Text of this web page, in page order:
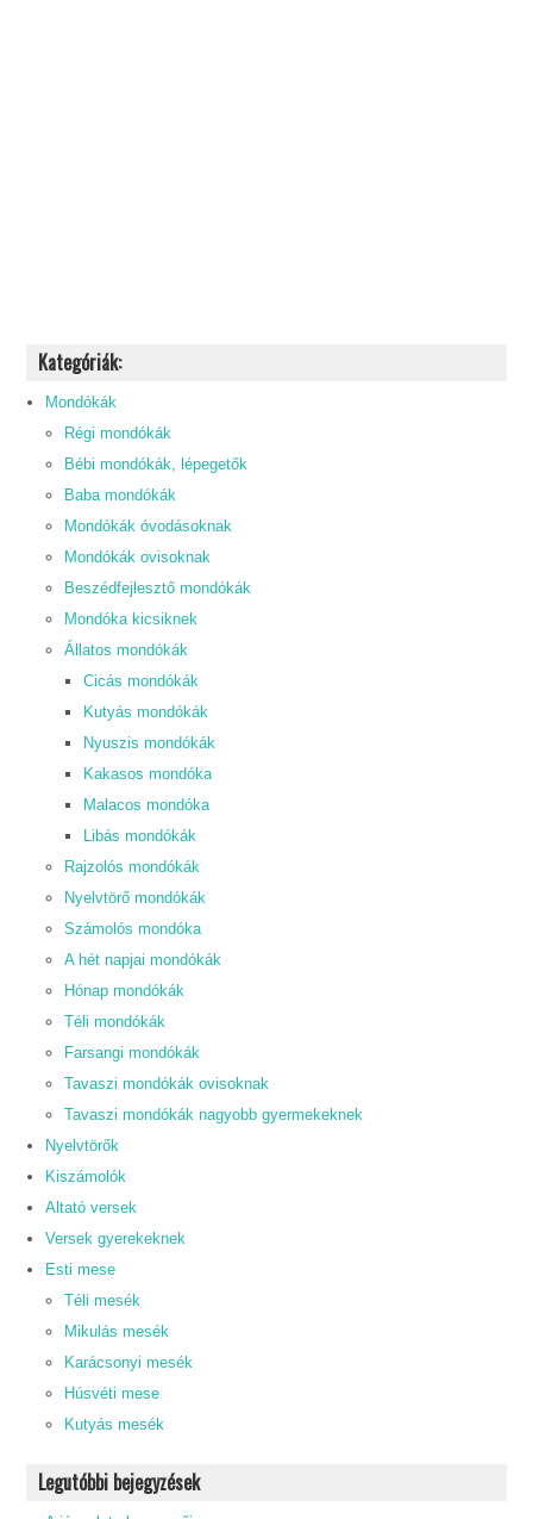
Kategóriák:
Mondókák
Régi mondókák
Bébi mondókák, lépegetők
Baba mondókák
Mondókák óvodásoknak
Mondókák ovisoknak
Beszédfejlesztő mondókák
Mondóka kicsiknek
Állatos mondókák
Cicás mondókák
Kutyás mondókák
Nyuszis mondókák
Kakasos mondóka
Malacos mondóka
Libás mondókák
Rajzolós mondókák
Nyelvtörő mondókák
Számolós mondóka
A hét napjai mondókák
Hónap mondókák
Téli mondókák
Farsangi mondókák
Tavaszi mondókák ovisoknak
Tavaszi mondókák nagyobb gyermekeknek
Nyelvtörők
Kiszámolók
Altató versek
Versek gyerekeknek
Esti mese
Téli mesék
Mikulás mesék
Karácsonyi mesék
Húsvéti mese
Kutyás mesék
Legutóbbi bejegyzések